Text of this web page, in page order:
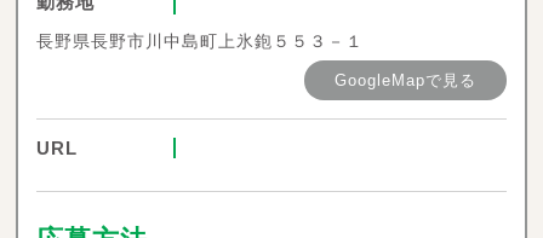
長野県長野市川中島町上氷鉋５５３－１
GoogleMapで見る
URL